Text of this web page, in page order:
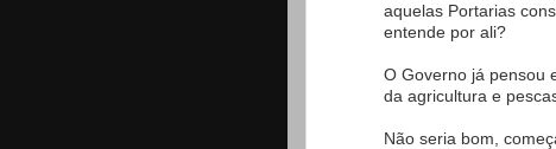
aquelas Portarias
entende por ali?
O Governo já pensou
da agricultura e
Não seria bom,